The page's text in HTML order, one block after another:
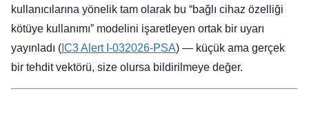
kullanıcılarına yönelik tam olarak bu “bağlı cihaz özelliği
kötüye kullanımı” modelini işaretleyen ortak bir uyarı
yayınladı ( IC3 Alert I-032026-PSA) — küçük ama gerçek
bir tehdit vektörü, size olursa bildirilmeye değer.